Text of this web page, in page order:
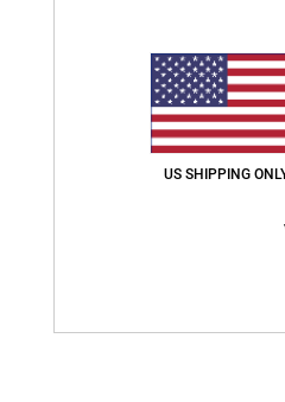
US SHIPPING